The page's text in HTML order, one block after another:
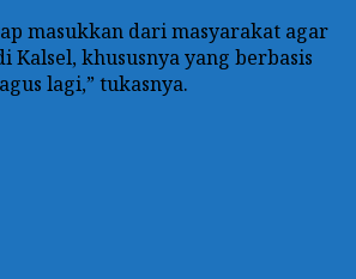
masukkan dari masyarakat agar
Kalsel, khususnya yang berbasis
lagi,” tukasnya.